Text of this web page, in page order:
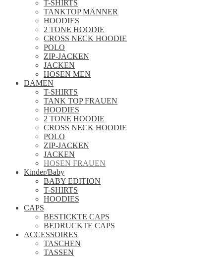
T-SHIRTS
TANKTOP MÄNNER
HOODIES
2 TONE HOODIE
CROSS NECK HOODIE
POLO
ZIP-JACKEN
JACKEN
HOSEN MEN
DAMEN
T-SHIRTS
TANK TOP FRAUEN
HOODIES
2 TONE HOODIE
CROSS NECK HOODIE
POLO
ZIP-JACKEN
JACKEN
HOSEN FRAUEN
Kinder/Baby
BABY EDITION
T-SHIRTS
HOODIES
CAPS
BESTICKTE CAPS
BEDRUCKTE CAPS
ACCESSOIRES
TASCHEN
TASSEN